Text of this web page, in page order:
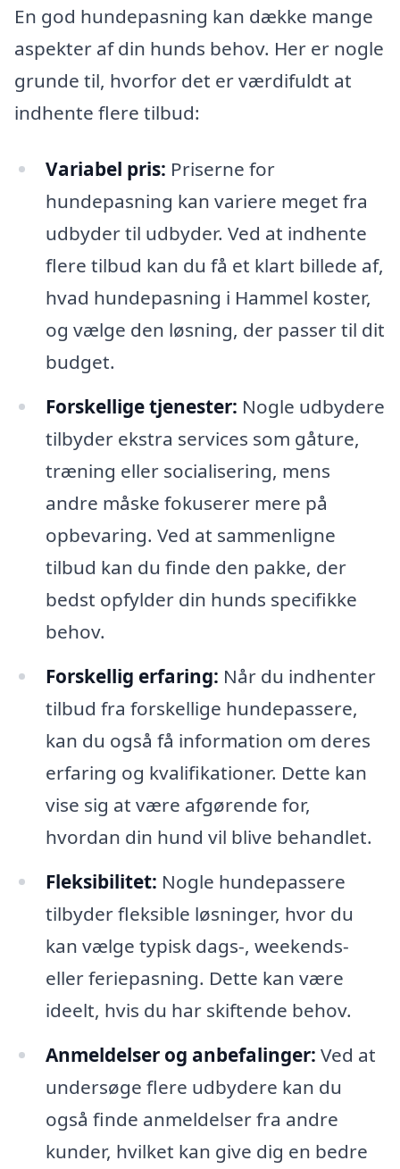
En god hundepasning kan dække mange
aspekter af din hunds behov. Her er nogle
grunde til, hvorfor det er værdifuldt at
indhente flere tilbud:
Variabel pris: Priserne for
hundepasning kan variere meget fra
udbyder til udbyder. Ved at indhente
flere tilbud kan du få et klart billede af,
hvad hundepasning i Hammel koster,
og vælge den løsning, der passer til dit
budget.
Forskellige tjenester: Nogle udbydere
tilbyder ekstra services som gåture,
træning eller socialisering, mens
andre måske fokuserer mere på
opbevaring. Ved at sammenligne
tilbud kan du finde den pakke, der
bedst opfylder din hunds specifikke
behov.
Forskellig erfaring: Når du indhenter
tilbud fra forskellige hundepassere,
kan du også få information om deres
erfaring og kvalifikationer. Dette kan
vise sig at være afgørende for,
hvordan din hund vil blive behandlet.
Fleksibilitet: Nogle hundepassere
tilbyder fleksible løsninger, hvor du
kan vælge typisk dags-, weekends-
eller feriepasning. Dette kan være
ideelt, hvis du har skiftende behov.
Anmeldelser og anbefalinger: Ved at
undersøge flere udbydere kan du
også finde anmeldelser fra andre
kunder, hvilket kan give dig en bedre